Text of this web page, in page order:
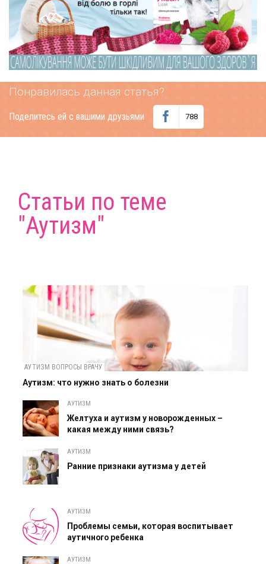
Понравилась данная статья?
Поделитесь ей с вашими друзьями 788
Статьи по теме
"Аутизм"
АУТИЗМ ВОПРОСЫ ВРАЧУ
Аутизм: что нужно знать о болезни
АУТИЗМ
Желтуха и аутизм у новорожденных –
какая между ними связь?
АУТИЗМ
Ранние признаки аутизма у детей
АУТИЗМ
Проблемы семьи, которая воспитывает
аутичного ребенка
АУТИЗМ